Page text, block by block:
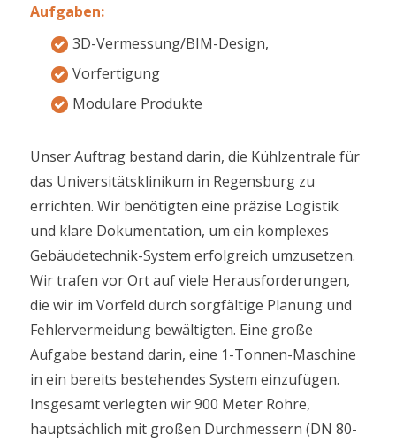
Aufgaben:
3D-Vermessung/BIM-Design,
Vorfertigung
Modulare Produkte
Unser Auftrag bestand darin, die Kühlzentrale für
das Universitätsklinikum in Regensburg zu
errichten. Wir benötigten eine präzise Logistik
und klare Dokumentation, um ein komplexes
Gebäudetechnik-System erfolgreich umzusetzen.
Wir trafen vor Ort auf viele Herausforderungen,
die wir im Vorfeld durch sorgfältige Planung und
Fehlervermeidung bewältigten. Eine große
Aufgabe bestand darin, eine 1-Tonnen-Maschine
in ein bereits bestehendes System einzufügen.
Insgesamt verlegten wir 900 Meter Rohre,
hauptsächlich mit großen Durchmessern (DN 80-